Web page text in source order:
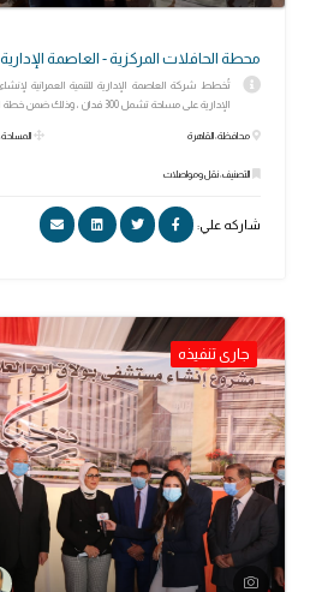
محطة الحافلات المركزية - العاصمة الإدارية
تُخطط شركة العاصمة الإدارية للتنمية العمرانية
الإدارية على مساحة تشمل 300 فدان ، وذلك ضمن خطة الشركة لإنشاء م...
محافظة: القاهرة
التصنيف: نقل ومواصلات
المساحة: 300 فدان
شاركه علي:
جارى تنفيذه